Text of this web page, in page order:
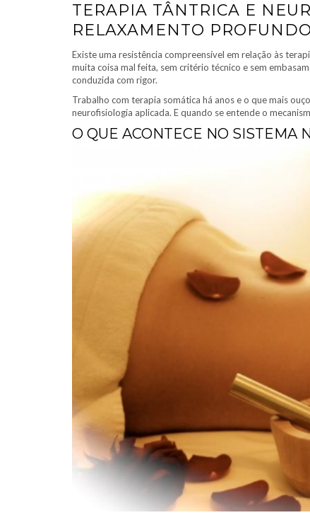
TERAPIA TÂNTRICA E
RELAXAMENTO
Existe uma resistência compreensível em relação às
muita coisa mal feita, sem critério técnico e sem
conduzida com rigor.
Trabalho com terapia somática há anos e o que mais
neurofisiologia aplicada. E quando se entende o
O QUE ACONTECE NO SISTEMA